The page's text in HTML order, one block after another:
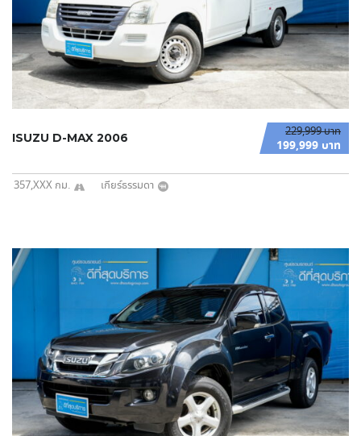
229,999 บาท
199,999 บาท
ISUZU D-MAX 2006
357,XXX กม. เกียร์ธรรมดา